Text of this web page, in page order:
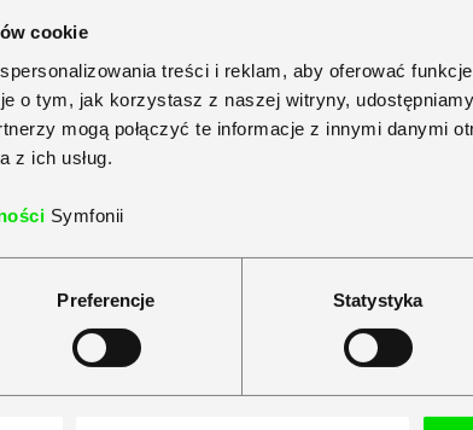
cookie
treści i reklam, aby oferować
o tym, jak korzystasz z naszej witryny,
mogą połączyć te informacje z innymi danymi
z ich usług.
Symfonii
Preferencje Statystyka
z interfejsem użytkownika.
skaner, stację dysków, uchwyt na
systemów przenośnych
w:
ustawienie ekranu na wysokości oczu